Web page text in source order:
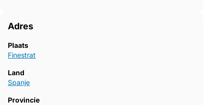
Adres
Plaats
Finestrat
Land
Spanje
Provincie